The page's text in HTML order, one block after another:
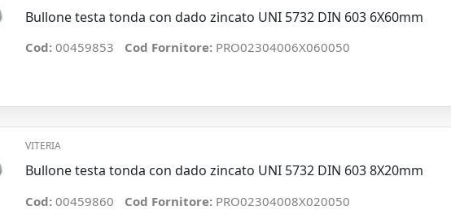
Bullone testa tonda con dado zincato UNI 5732 DIN 603 6X60mm
Cod: 00459853 Cod Fornitore: PRO02304006X060050
VITERIA
Bullone testa tonda con dado zincato UNI 5732 DIN 603 8X20mm
Cod: 00459860 Cod Fornitore: PRO02304008X020050